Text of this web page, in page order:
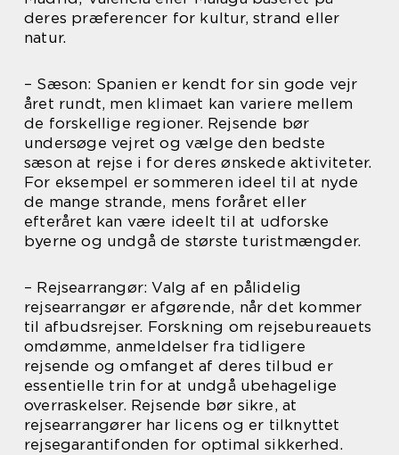
deres præferencer for kultur, strand eller
natur.
– Sæson: Spanien er kendt for sin gode vejr
året rundt, men klimaet kan variere mellem
de forskellige regioner. Rejsende bør
undersøge vejret og vælge den bedste
sæson at rejse i for deres ønskede aktiviteter.
For eksempel er sommeren ideel til at nyde
de mange strande, mens foråret eller
efteråret kan være ideelt til at udforske
byerne og undgå de største turistmængder.
– Rejsearrangør: Valg af en pålidelig
rejsearrangør er afgørende, når det kommer
til afbudsrejser. Forskning om rejsebureauets
omdømme, anmeldelser fra tidligere
rejsende og omfanget af deres tilbud er
essentielle trin for at undgå ubehagelige
overraskelser. Rejsende bør sikre, at
rejsearrangører har licens og er tilknyttet
rejsegarantifonden for optimal sikkerhed.